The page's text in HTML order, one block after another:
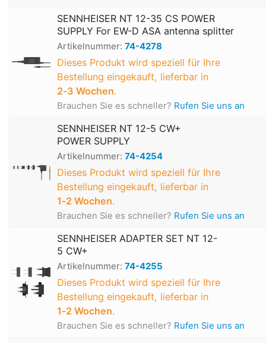
SENNHEISER NT 12-35 CS POWER
SUPPLY For EW-D ASA antenna splitter
Artikelnummer: 74-4278
Dieses Produkt wird speziell für Ihre
Bestellung eingekauft, lieferbar in
2‑3 Wochen.
Brauchen Sie es schneller? Rufen Sie uns an
SENNHEISER NT 12-5 CW+
POWER SUPPLY
Artikelnummer: 74-4254
Dieses Produkt wird speziell für Ihre
Bestellung eingekauft, lieferbar in
1‑2 Wochen.
Brauchen Sie es schneller? Rufen Sie uns an
SENNHEISER ADAPTER SET NT 12-
5 CW+
Artikelnummer: 74-4255
Dieses Produkt wird speziell für Ihre
Bestellung eingekauft, lieferbar in
1‑2 Wochen.
Brauchen Sie es schneller? Rufen Sie uns an